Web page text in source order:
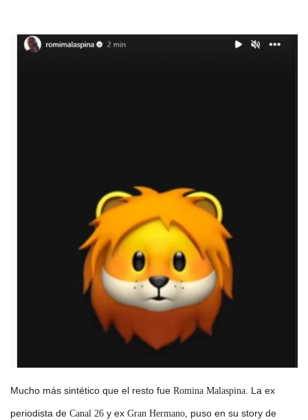
Mucho más sintético que el resto fue Romina Malaspina. La ex
periodista de Canal 26 y ex Gran Hermano, puso en su story de